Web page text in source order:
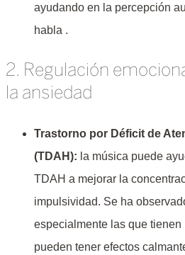
ayudando en la percepción
habla .
2. Regulación
la ansiedad
Trastorno por Déficit de
(TDAH): la música puede
TDAH a mejorar la
impulsividad. Se ha
especialmente las que tienen
pueden tener efectos